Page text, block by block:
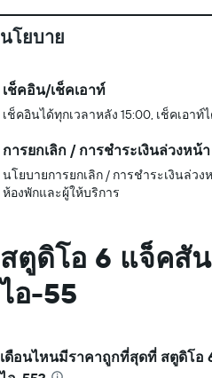
นโยบาย
เช็คอิน/เช็คเอาท์
เช็คอินได้ทุกเวลาหลัง 15:00, เช็คเอาท์
การยกเลิก / การชำระเงินล่วงหน้า
นโยบายการยกเลิก / การชำระเงินล่ว
ห้องพักและผู้ให้บริการ
สตูดิโอ 6 แจ็คสั
ไอ-55
เดือนไหนมีราคาถูกที่สุดที่ สตูดิโ